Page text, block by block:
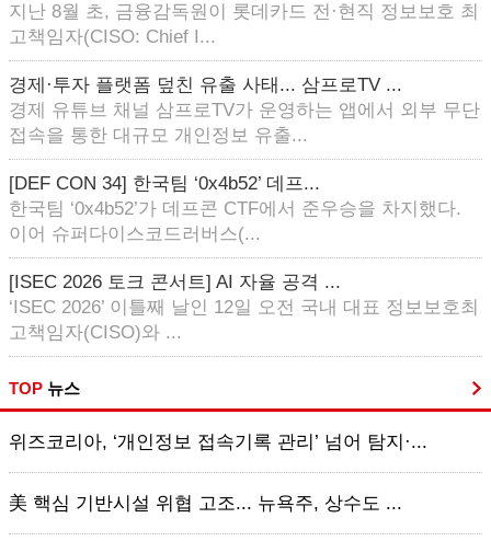
지난 8월 초, 금융감독원이 롯데카드 전·현직 정보보호 최
고책임자(CISO: Chief I...
경제·투자 플랫폼 덮친 유출 사태... 삼프로TV ...
경제 유튜브 채널 삼프로TV가 운영하는 앱에서 외부 무단
접속을 통한 대규모 개인정보 유출...
[DEF CON 34] 한국팀 ‘0x4b52’ 데프...
한국팀 ‘0x4b52’가 데프콘 CTF에서 준우승을 차지했다.
이어 슈퍼다이스코드러버스(...
[ISEC 2026 토크 콘서트] AI 자율 공격 ...
‘ISEC 2026’ 이틀째 날인 12일 오전 국내 대표 정보보호최
고책임자(CISO)와 ...
TOP 뉴스
위즈코리아, ‘개인정보 접속기록 관리’ 넘어 탐지·...
美 핵심 기반시설 위협 고조... 뉴욕주, 상수도 ...